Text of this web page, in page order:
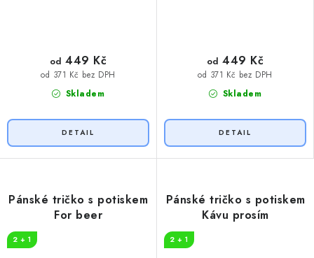
Skladem
od 371 Kč bez DPH
od 449 Kč
Skladem
od 371 Kč bez DPH
od 449 Kč
Pánské tričko s potiskem
For beer
2 + 1
Pánské tričko s potiskem
Kávu prosím
2 + 1